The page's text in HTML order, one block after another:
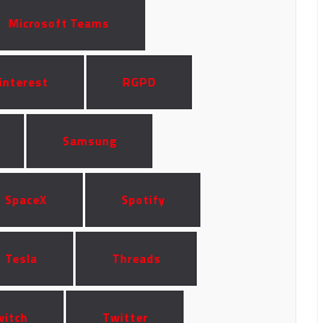
Microsoft Teams
RGPD
Samsung
SpaceX Spotify
Tesla Threads
Twitter